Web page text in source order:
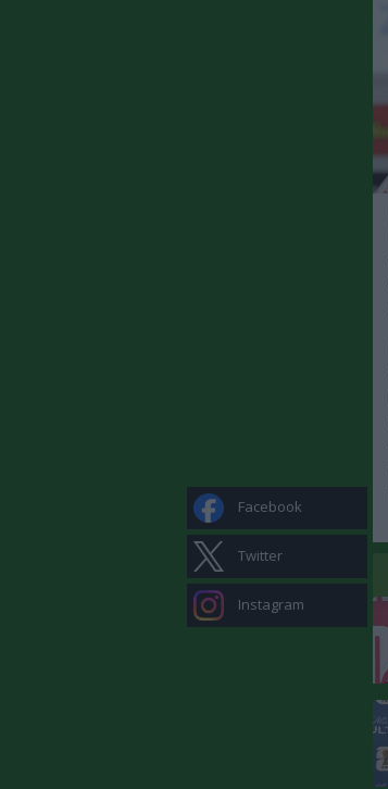
Facebook
Twitter
Instagram